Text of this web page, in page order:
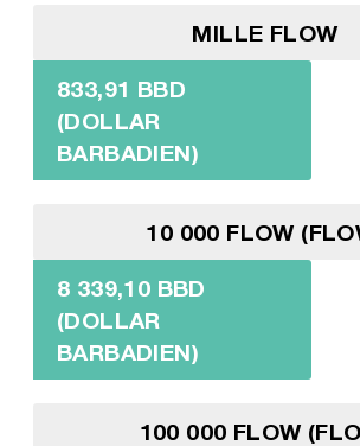
MILLE FLOW
833,91 BBD
(DOLLAR
BARBADIEN)
10 000 FLOW
8 339,10 BBD
(DOLLAR
BARBADIEN)
100 000 FLOW